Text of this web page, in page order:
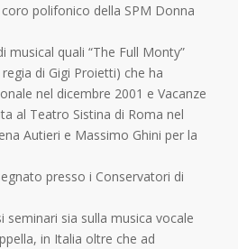
polifonico della SPM Donna
musical quali “The Full Monty”
di Gigi Proietti) che ha
nel dicembre 2001 e Vacanze
al Teatro Sistina di Roma nel
Autieri e Massimo Ghini per la
presso i Conservatori di
seminari sia sulla musica vocale
in Italia oltre che ad